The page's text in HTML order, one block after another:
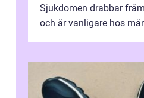
Sjukdomen drabbar
och är vanligare hos